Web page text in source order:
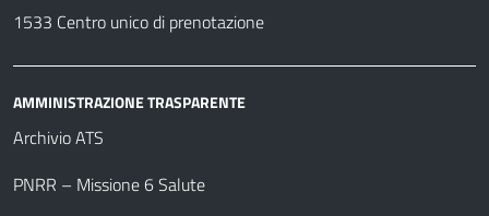
1533 Centro unico di prenotazione
AMMINISTRAZIONE TRASPARENTE
Archivio ATS
PNRR – Missione 6 Salute